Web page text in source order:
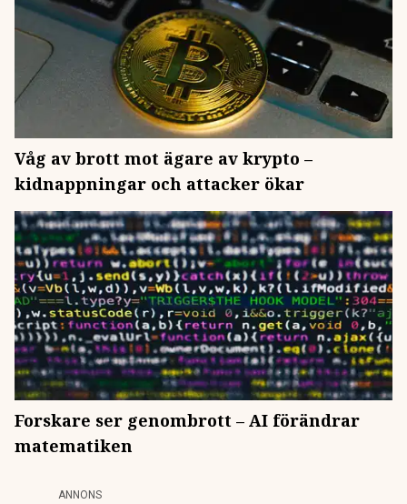
Våg av brott mot ägare av krypto –
kidnappningar och attacker ökar
Forskare ser genombrott – AI förändrar
matematiken
ANNONS